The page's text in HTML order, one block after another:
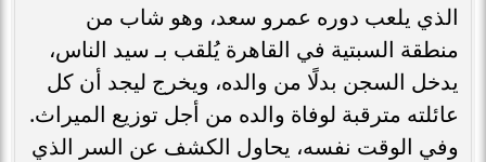
الذي يلعب دوره عمرو سعد، وهو شاب من
منطقة السبتية في القاهرة يُلقب بـ سيد الناس،
يدخل السجن بدلًا من والده، ويخرج ليجد أن كل
عائلته مترقبة لوفاة والده من أجل توزيع الميراث.
وفي الوقت نفسه، يحاول الكشف عن السر الذي